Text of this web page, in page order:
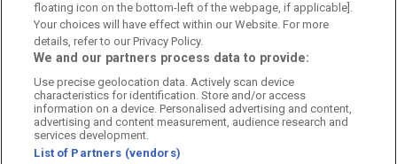
Redaktionell policy
Personuppgiftspolicy
Cookiepolicy
Arkiv
floating icon on the bottom-left of the webpage, if applicable].
Your choices will have effect within our Website. For more
details, refer to our Privacy Policy.
We and our partners process data to provide:
Use precise geolocation data. Actively scan device
characteristics for identification. Store and/or access
information on a device. Personalised advertising and content,
advertising and content measurement, audience research and
services development.
List of Partners (vendors)